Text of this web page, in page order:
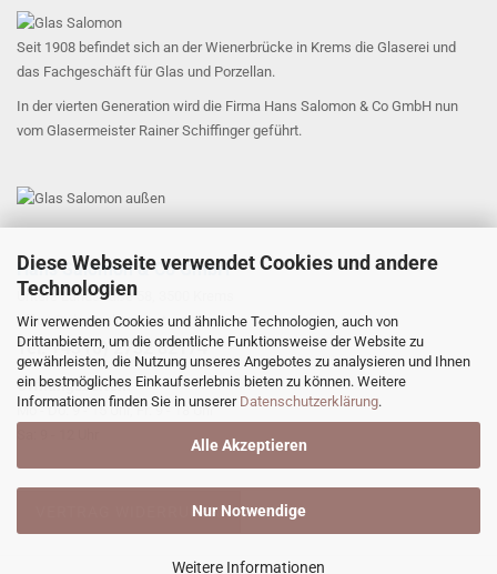
Diese Webseite verwendet Cookies und andere
Technologien
Wir verwenden Cookies und ähnliche Technologien, auch von
Drittanbietern, um die ordentliche Funktionsweise der Website zu
gewährleisten, die Nutzung unseres Angebotes zu analysieren und Ihnen
ein bestmögliches Einkaufserlebnis bieten zu können. Weitere
Informationen finden Sie in unserer Datenschutzerklärung.
Alle Akzeptieren
Nur Notwendige
Weitere Informationen
Seit 1908 befindet sich an der Wienerbrücke in Krems die Glaserei und
das Fachgeschäft für Glas und Porzellan.
In der vierten Generation wird die Firma Hans Salomon & Co GmbH nun
vom Glasermeister Rainer Schiffinger geführt.
Hans Salomon & Co GmbH
Untere Landstraße 58, 3500 Krems
office@glas-salomon.at
​Tel: +43 (0) 2732 82174
Öffnungszeiten:
Mo - Do: 9 - 15 Uhr, Fr: 9 - 18 Uhr
VERTRAG WIDERRUFEN